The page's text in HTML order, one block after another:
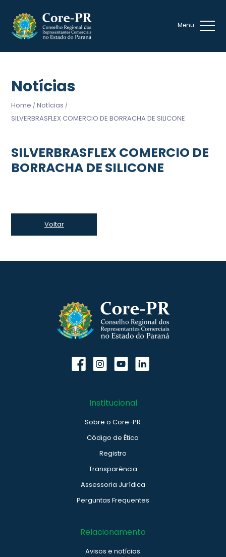
Notícias
Home / Notícias /
SILVERBRASFLEX COMERCIO DE BORRACHA DE SILICONE
SILVERBRASFLEX COMERCIO DE
BORRACHA DE SILICONE
Voltar
Institucional
Sobre o Core-PR
Código de Ética
Registro
Transparência
Assessoria Jurídica
Perguntas Frequentes
Relacionamento
Avisos e notícias